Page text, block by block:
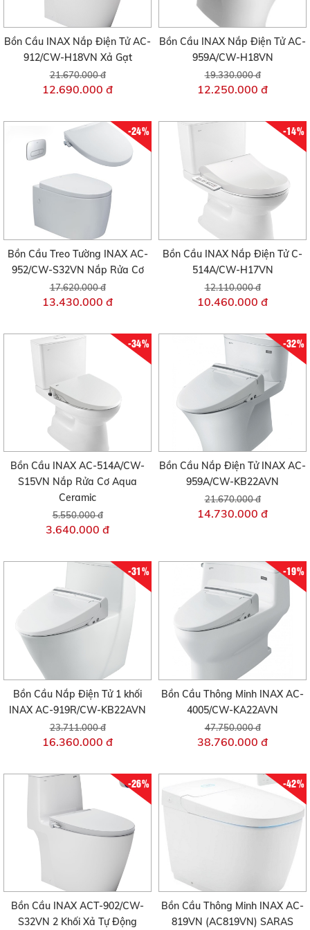
Bồn Cầu INAX Nắp Điện Tử AC-
912/CW-H18VN Xả Gạt
21.670.000 đ
12.690.000 đ
Bồn Cầu INAX Nắp Điện Tử AC-
959A/CW-H18VN
19.330.000 đ
12.250.000 đ
-24%
Bồn Cầu Treo Tường INAX AC-
952/CW-S32VN Nắp Rửa Cơ
17.620.000 đ
13.430.000 đ
-14%
Bồn Cầu INAX Nắp Điện Tử C-
514A/CW-H17VN
12.110.000 đ
10.460.000 đ
-34%
Bồn Cầu INAX AC-514A/CW-
S15VN Nắp Rửa Cơ Aqua
Ceramic
5.550.000 đ
3.640.000 đ
-32%
Bồn Cầu Nắp Điện Tử INAX AC-
959A/CW-KB22AVN
21.670.000 đ
14.730.000 đ
-31%
Bồn Cầu Nắp Điện Tử 1 khối
INAX AC-919R/CW-KB22AVN
23.711.000 đ
16.360.000 đ
-19%
Bồn Cầu Thông Minh INAX AC-
4005/CW-KA22AVN
47.750.000 đ
38.760.000 đ
-26%
Bồn Cầu INAX ACT-902/CW-
S32VN 2 Khối Xả Tự Động
-42%
Bồn Cầu Thông Minh INAX AC-
819VN (AC819VN) SARAS